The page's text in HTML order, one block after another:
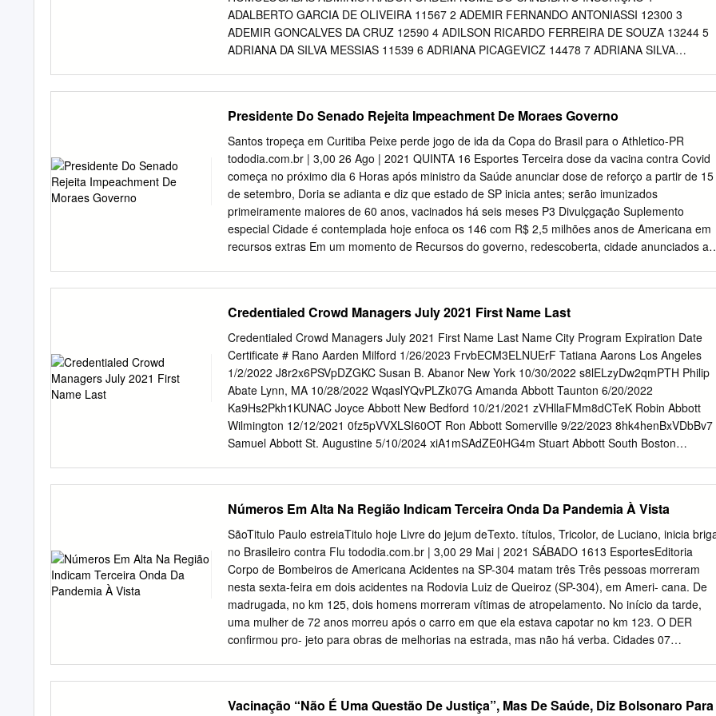
Alecio Moreno Nunes 25,00 REPROVADO AGENTE DE TRÂNSITO 116524 Alessandre
Maronezzi 54,00 APROVADO AGENTE DE TRÂNSITO 123464 Alessandro Cardoso 51,00
APROVADO AGENTE DE TRÂNSITO 115406 Alex Sandro Moreira Velozo 0,00 AUSENTE
ADALBERTO GARCIA DE OLIVEIRA 11567 2 ADEMIR FERNANDO ANTONIASSI 12300 3
ADEMIR GONCALVES DA CRUZ 12590 4 ADILSON RICARDO FERREIRA DE SOUZA 13244 5
ADRIANA DA SILVA MESSIAS 11539 6 ADRIANA PICAGEVICZ 14478 7 ADRIANA SILVA
DESOUZA 10641 15 ALEX FERNANDO RODRIGUES 13455 16 ALEXANDRA MARIA SANTOS
GONCALVES 11149 17 ALEXANDRE JUNIOR FRACARO 12421 18 ALEXANDRE MENDES
RODRIGUES 11118 19 ALEXANDRE SCHEMBERG 10107 20 ALEXANDRE ZANATTA COLIN
14816 21 ALEXANDRO NEVES DE OLIVEIRA 10878 22 ALINE PASSOS MARTINS 11059 23
ALINE VIEIRA MEURER MARCON 14127 24 ALLAN DIEGO MORENO VAROTO 14441 25
ALTAIR ANDRE BOSSI 10069 26 ALYNE ORQUIZA 13113 27 AMANDA BUDNIAK DIAS 13788
AMANDA LUIZA GEBELUKA 10048 29 AMILTOM DE FREITAS SIQUEIRA 11867 30 ANA
CAROLINA BIONDO 14969 31 ANA CAROLINA DIAS DOS REIS 10291 32 ANA CAROLINA
39 ANA PAULA TORQUATO SPRENGER 14108
Presidente Do Senado Rejeita Impeachment De Moraes Governo
Santos tropeça em Curitiba Peixe perde jogo de ida da Copa do Brasil para o Athletico-PR
tododia.com.br | 3,00 26 Ago | 2021 QUINTA 16 Esportes Terceira dose da vacina contra Covid
começa no próximo dia 6 Horas após ministro da Saúde anunciar dose de reforço a partir de 15
de setembro, Doria se adianta e diz que estado de SP inicia antes; serão imunizados
primeiramente maiores de 60 anos, vacinados há seis meses P3 Divulçgação Suplemento
especial Cidade é contemplada hoje enfoca os 146 com R$ 2,5 milhões anos de Americana em
recursos extras Em um momento de Recursos do governo, redescoberta, cidade anunciados ao
ao pedido de impeachment formalizado pelo presidente Jair Bolsonaro contra o ministro
Alexandre de Moraes, do Supre- mo Tribunal Federal. 09 Brasil + Mundo Governo quer
economia de energia O governo e a Aneel prepa- ram um plano de descontos na conta de luz
para quem se dispuser voluntariamente a economizar. A medida deverá vigorar no início de
setembro. 07 Brasil + Mundo PARABÉNS, AMERICANA | Cidade completa 146 anos de
nesta sexta-feira, 27 de agosto Ortopedista Prefeitura Covid: país tem assume cargo planeja
ações menor média de diretor de revitalização de mortes técnico do HM na Praia Azul desde
janeiro 04 Cidades 06 Cidades 08 Brasil + Mundo Quinta, 26 de Agosto de 2021 02 OPINIÃO
Credentialed Crowd Managers July 2021 First Name Last
Credentialed Crowd Managers July 2021 First Name Last Name City Program Expiration Date
Certificate # Rano Aarden Milford 1/26/2023 FrvbECM3ELNUErF Tatiana Aarons Los Angeles
1/2/2022 J8r2x6PSVpDZGKC Susan B. Abanor New York 10/30/2022 s8lELzyDw2qmPTH Philip
Abate Lynn, MA 10/28/2022 WqaslYQvPLZk07G Amanda Abbott Taunton 6/20/2022
Ka9Hs2Pkh1KUNAC Joyce Abbott New Bedford 10/21/2021 zVHllaFMm8dCTeK Robin Abbott
Wilmington 12/12/2021 0fz5pVVXLSI60OT Ron Abbott Somerville 9/22/2023 8hk4henBxVDbBv7
Samuel Abbott St. Augustine 5/10/2024 xiA1mSAdZE0HG4m Stuart Abbott South Boston
11/2/2022 Cuaserkl6OLDbIZ Ahmed Abdullahi Boston 2/11/2023 tHImRAfKLS8JsxA Stephen
Abell Rockport 11/5/2023 NoT2agXeKIOBZL1 Jeffrey Abellard Waltham 10/17/2021
eCG3eP61sFxog9l Melanie Abercrombie Greenfield 11/20/2022 aY2bpJ0WOsCMN0v Makyla
Abernathy Atlanta 5/15/2022 cODN7RFDYaYpDcH Keith Abete Brimfield 4/18/2022
Wxh4f0APmovh33s Alvin Abinas Pasig City 7/28/2021 ULzHHuZOsydr6mI Haig Aboyan Waltham
11/26/2022 np3UfnoLfzH5wca Daniel Abraham Cambridge 6/25/2022 9HDvxEuWGiLiE7A Jeff
Abraham Worcester 5/14/2023 gj0TzUxgE5rmA9F Mark Abraham Methuen 4/7/2024
FxZZL4mXMf6JwRY Thomas Abraham Reston 11/28/2021 EVLm0eLZSHSmsq9 Joshua
Números Em Alta Na Região Indicam Terceira Onda Da Pandemia À Vista
SãoTitulo Paulo estreiaTitulo hoje Livre do jejum deTexto. títulos, Tricolor, de Luciano, inicia
no Brasileiro contra Flu tododia.com.br | 3,00 29 Mai | 2021 SÁBADO 1613 EsportesEditoria
Corpo de Bombeiros de Americana Acidentes na SP-304 matam três Três pessoas morreram
nesta sexta-feira em dois acidentes na Rodovia Luiz de Queiroz (SP-304), em Ameri- cana. De
madrugada, no km 125, dois homens morreram vítimas de atropelamento. No início da tarde,
uma mulher de 72 anos morreu após o carro em que ela estava capotar no km 123. O DER
confirmou pro- jeto para obras de melhorias na estrada, mas não há verba. Cidades 07
cenário de piora da crise sanitária a caminho P3 Prefeitura de Hortolândia / Divulgação Câmara
Vacinação “Não É Uma Questão De Justiça”, Mas De Saúde, Diz Bolsonaro Para